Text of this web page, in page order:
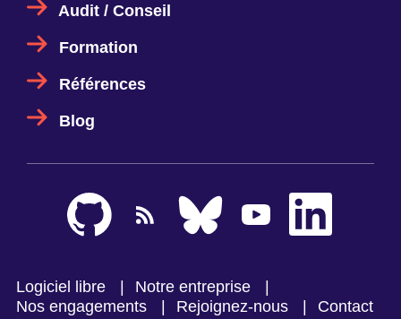
Audit / Conseil
Formation
Références
Blog
Logiciel libre
Notre entreprise
Nos engagements
Rejoignez-nous Contact